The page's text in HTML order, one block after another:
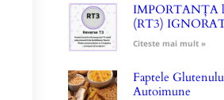
IMPORTANȚA
(RT3)
Citeste mai mult »
Faptele
Autoimune